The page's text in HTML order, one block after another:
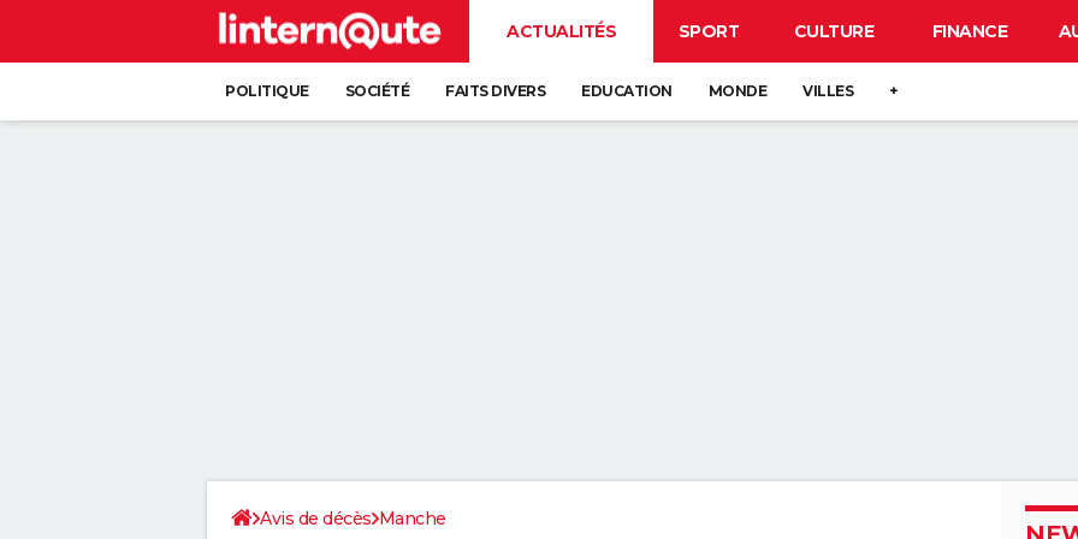
ACTUALITÉS SPORT CULTURE FINANCE
POLITIQUE SOCIÉTÉ FAITS DIVERS EDUCATION MONDE VILLES +
Avis de décès Manche